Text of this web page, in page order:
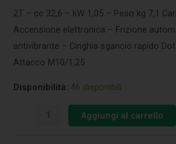
2T – cc 32,6 – kW 1,05 – Peso kg 7,1
Accensione elettronica – Frizione
antivibrante – Cinghia sgancio rapido
Attacco M10/1,25
Disponibilità: 46 disponibili
Aggiungi al carrello